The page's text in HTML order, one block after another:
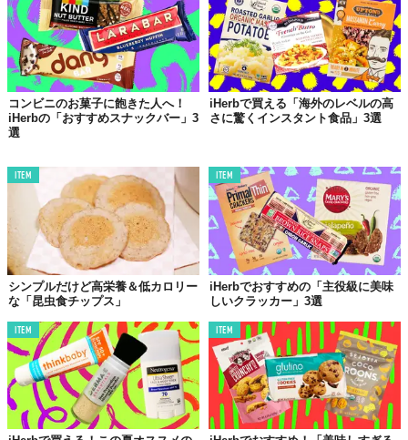
コンビニのお菓子に飽きた人へ！
iHerbの「おすすめスナックバー」3
選
iHerbで買える「海外のレベルの高
さに驚くインスタント食品」3選
ITEM
シンプルだけど高栄養＆低カロリー
な「昆虫食チップス」
ITEM
iHerbでおすすめの「主役級に美味
しいクラッカー」3選
ITEM ITEM